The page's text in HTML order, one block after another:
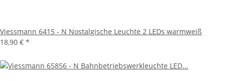
Viessmann 6415 - N Nostalgische Leuchte 2 LEDs warmweiß
18,90 € *